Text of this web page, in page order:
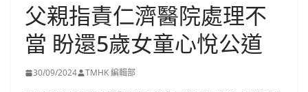
父親指責仁濟醫院處理不
當 盼還5歲女童心悅公道
30/09/2024 TMHK 編輯部